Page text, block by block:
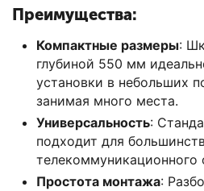
Преимущества:
Компактные размеры:
глубиной 550 мм
установки в небольших
занимая много места.
Универсальность:
подходит для
телекоммуникационного
Простота монтажа: